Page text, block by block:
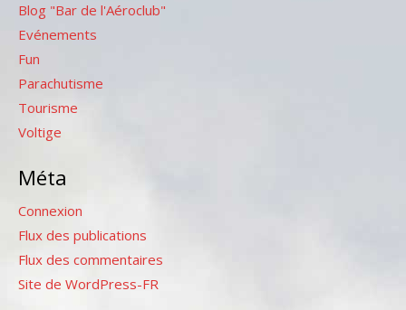
Blog "Bar de l'Aéroclub"
Evénements
Fun
Parachutisme
Tourisme
Voltige
Méta
Connexion
Flux des publications
Flux des commentaires
Site de WordPress-FR